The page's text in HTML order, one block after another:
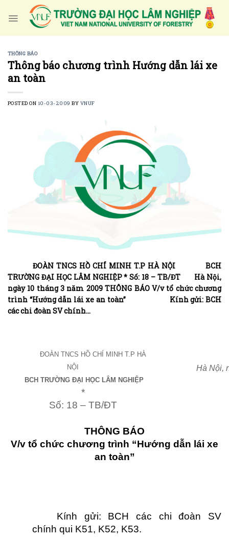
THÔNG BÁO
Thông báo chương trình Hướng dẫn lái xe
an toàn
POSTED ON 10-03-2009 BY VNUF
ĐOÀN TNCS HỒ CHÍ MINH T.P HÀ NỘI BCH
TRƯỜNG ĐẠI HỌC LÂM NGHIỆP * Số: 18 – TB/ĐT Hà Nội,
ngày 10 tháng 3 năm 2009 THÔNG BÁO V/v tổ chức chương
trình “Hướng dẫn lái xe an toàn” Kính gửi: BCH
các chi đoàn SV chính…
ĐOÀN TNCS HỒ CHÍ MINH T.P HÀ
NỘI
BCH TRƯỜNG ĐẠI HỌC LÂM NGHIỆP
*
Số: 18 – TB/ĐT
Hà Nội,
THÔNG BÁO
V/v tổ chức chương trình “Hướng dẫn lái xe
an toàn”
Kính gửi: BCH các chi đoàn SV
chính qui K51, K52, K53.